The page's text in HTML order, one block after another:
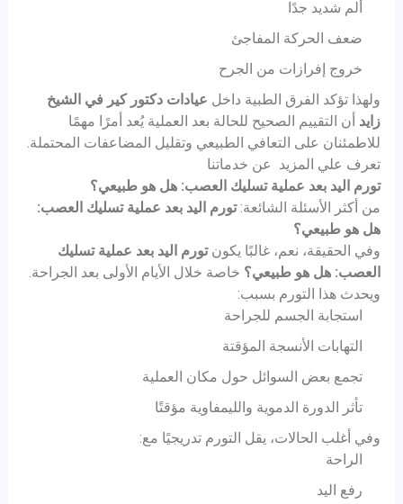
ألم شديد جدًا
ضعف الحركة المفاجئ
خروج إفرازات من الجرح
ولهذا تؤكد الفرق الطبية داخل عيادات دكتور كير في الشيخ
زايد أن التقييم الصحيح للحالة بعد العملية يُعد أمرًا مهمًا
للاطمئنان على التعافي الطبيعي وتقليل المضاعفات المحتملة.
تعرف علي المزيد عن خدماتنا
تورم اليد بعد عملية تسليك العصب: هل هو طبيعي؟
من أكثر الأسئلة الشائعة:تورم اليد بعد عملية تسليك العصب:
هل هو طبيعي؟
وفي الحقيقة، نعم، غالبًا يكونتورم اليد بعد عملية تسليك
العصب: هل هو طبيعي؟ خاصة خلال الأيام الأولى بعد الجراحة.
ويحدث هذا التورم بسبب:
استجابة الجسم للجراحة
التهابات الأنسجة المؤقتة
تجمع بعض السوائل حول مكان العملية
تأثر الدورة الدموية والليمفاوية مؤقتًا
وفي أغلب الحالات، يقل التورم تدريجيًا مع:
الراحة
رفع اليد